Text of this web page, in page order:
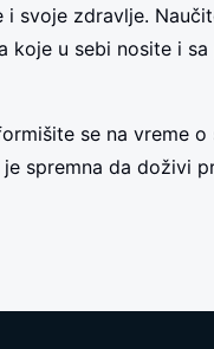
i svoje zdravlje.
koje u sebi nosite i sa
se na vreme o
spremna da doživi